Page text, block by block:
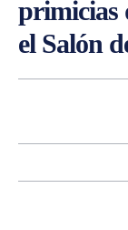
primicias
el Salón